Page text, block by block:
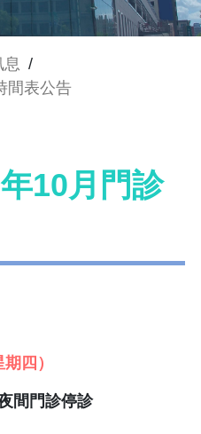
息 /
間表公告
10月門診
四）
間門診停診